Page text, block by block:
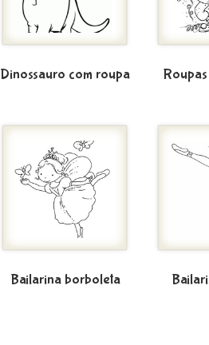
Dinossauro com roupa
Bailarina borboleta